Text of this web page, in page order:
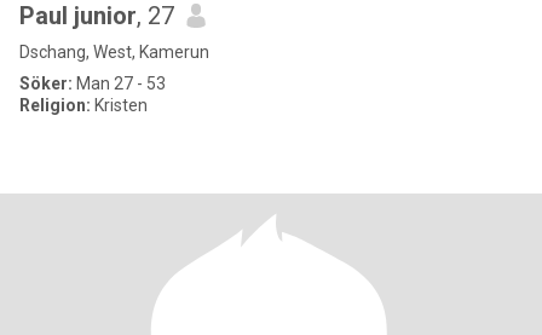
Paul junior, 27
Dschang, West, Kamerun
Söker: Man 27 - 53
Religion: Kristen